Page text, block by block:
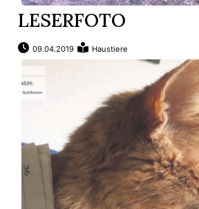
LESERFOTO
09.04.2019 Haustiere